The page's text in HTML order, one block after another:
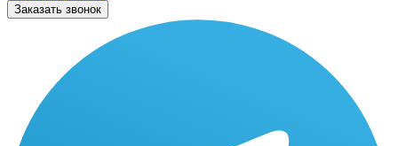
Заказать звонок